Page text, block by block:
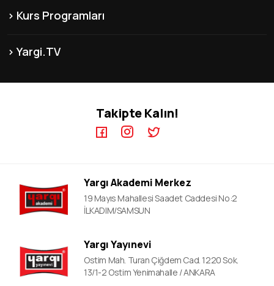
Yayınlarımız
İletişim
Kurs Programları
MEB-AGS ÖABT Kursları
Yargi.TV
KPSS A Video Dersler
YDS Video Ders
Takipte Kalın!
Yargı Akademi Merkez
19 Mayıs Mahallesi Saadet Caddesi No:2
İLKADIM/SAMSUN
Yargı Yayınevi
Ostim Mah. Turan Çiğdem Cad. 1220 Sok.
13/1-2 Ostim Yenimahalle / ANKARA